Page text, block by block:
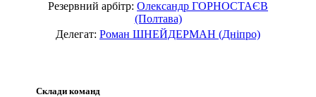
Резервний арбітр: Олександр ГОРНОСТАЄВ
(Полтава)
Делегат: Роман ШНЕЙДЕРМАН (Дніпро)
Склади команд